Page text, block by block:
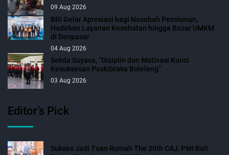
09 Aug 2026
BRI Gelar Apresiasi bagi Nasabah Pensiunan,
Hadirkan Layanan Kesehatan hingga Bazar UMKM
di Denpasar
04 Aug 2026
Sekda Suyasa, “Disiplin dan Motivasi Kunci
Kesuksesan Paskibraka Buleleng”
03 Aug 2026
Editor’s Pick
Sukses Jadi Tuan Rumah The 20th CAJ, PWI Bali